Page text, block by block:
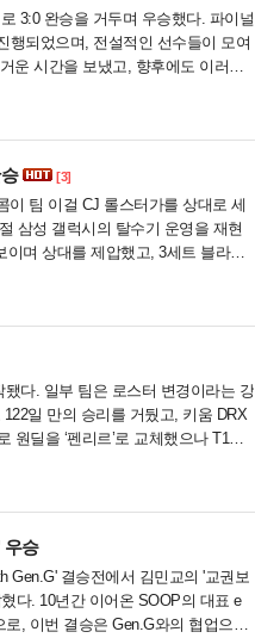
3:0 완승을 거두며 우승했다. 파이널
행되었으며, 전설적인 선수들이 모여
운 시간을 보냈고, 향후에도 이러한
[3]
이 팀 이걸 CJ 롤스터가를 상대로 세
삼성 갤럭시의 탈수기 운영을 재현
며 상대를 제압했고, 3세트 블라인
다. 일부 팀은 로스터 변경이라는 강
일 만의 승리를 거뒀고, 키움 DRX
원딜을 ‘펜리르’로 교체했으나 T1과
시작되는 가운데, .....
우승
Gen.G' 결승전에서 김민교의 '교권보
다. 10년간 이어온 SOOP의 대표 e
, 이번 결승은 Gen.G와의 협업으로